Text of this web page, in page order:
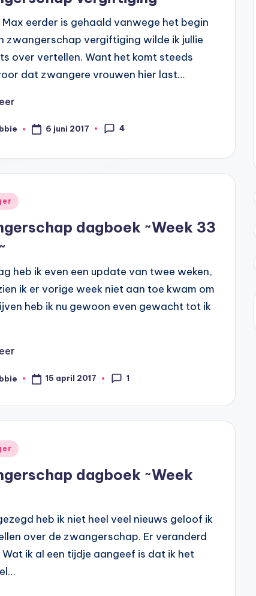
eerder is gehaald vanwege het begin
zwangerschap vergiftiging wilde ik jullie
over vertellen. Want het komt steeds
dat zwangere vrouwen hier last…
6 juni 2017 4
dagboek ~Week 33
heb ik even een update van twee weken,
ik er vorige week niet aan toe kwam om
heb ik nu gewoon even gewacht tot ik
15 april 2017 1
dagboek ~Week
heb ik niet heel veel nieuws geloof ik
over de zwangerschap. Er veranderd
ik al een tijdje aangeef is dat ik het